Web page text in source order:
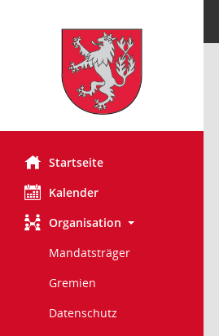
Startseite
Kalender
Organisation
Mandatsträger
Gremien
Datenschutz